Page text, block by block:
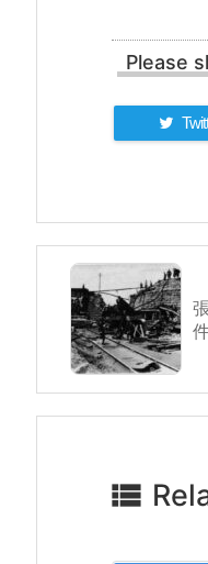
Please
